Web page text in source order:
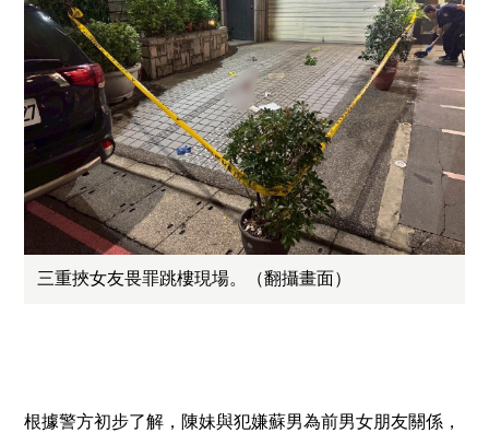
三重挾女友畏罪跳樓現場。（翻攝畫面）
根據警方初步了解，陳妹與犯嫌蘇男為前男女朋友關係，